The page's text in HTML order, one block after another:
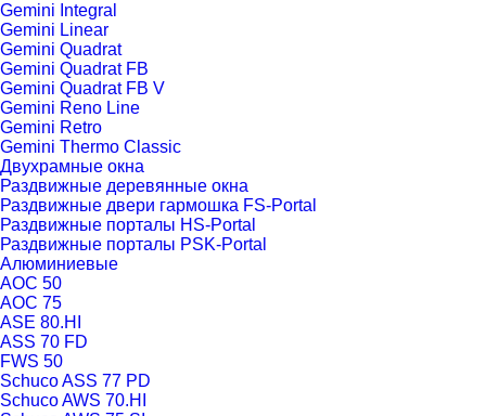
Gemini Integral
Gemini Linear
Gemini Quadrat
Gemini Quadrat FB
Gemini Quadrat FB V
Gemini Reno Line
Gemini Retro
Gemini Thermo Classic
Двухрамные окна
Раздвижные деревянные окна
Раздвижные двери гармошка FS-Portal
Раздвижные порталы HS-Portal
Раздвижные порталы PSK-Portal
Алюминиевые
AOC 50
AOC 75
ASE 80.HI
ASS 70 FD
FWS 50
Schuco ASS 77 PD
Schuco AWS 70.HI